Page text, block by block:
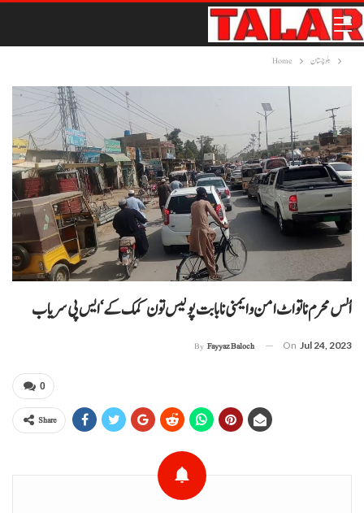
Home بلوچستان
اُلس محرم نا تو اٹ امن و ایمنی نا بابت پولیس تون کمک کے‘ ایس پی سریاب
By Fayyaz Baloch On Jul 24, 2023
0
Share